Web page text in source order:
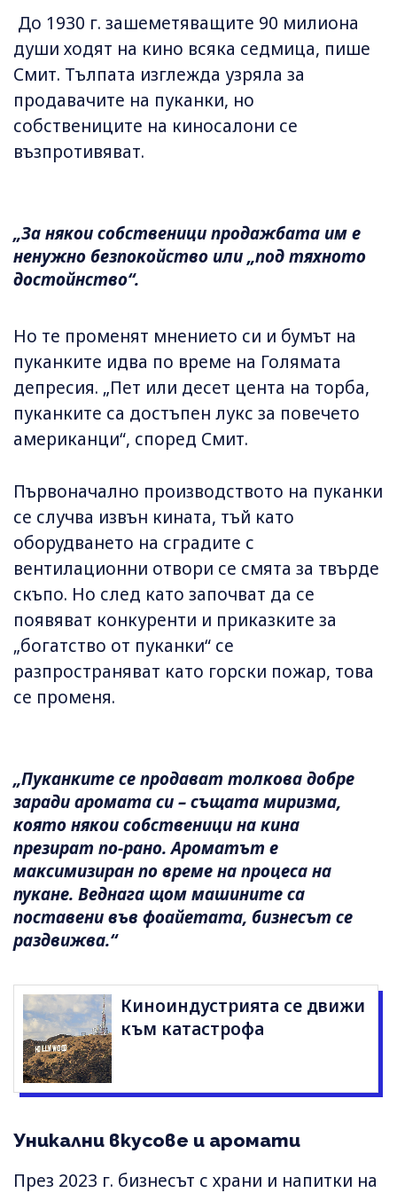
До 1930 г. зашеметяващите 90 милиона
души ходят на кино всяка седмица, пише
Смит. Тълпата изглежда узряла за
продавачите на пуканки, но
собствениците на киносалони се
възпротивяват.
„За някои собственици продажбата им е
ненужно безпокойство или „под тяхното
достойнство“.
Но те променят мнението си и бумът на
пуканките идва по време на Голямата
депресия. „Пет или десет цента на торба,
пуканките са достъпен лукс за повечето
американци“, според Смит.
Първоначално производството на пуканки
се случва извън кината, тъй като
оборудването на сградите с
вентилационни отвори се смята за твърде
скъпо. Но след като започват да се
появяват конкуренти и приказките за
„богатство от пуканки“ се
разпространяват като горски пожар, това
се променя.
„Пуканките се продават толкова добре
заради аромата си – същата миризма,
която някои собственици на кина
презират по-рано. Ароматът е
максимизиран по време на процеса на
пукане. Веднага щом машините са
поставени във фоайетата, бизнесът се
раздвижва.“
Киноиндустрията се движи
към катастрофа
Уникални вкусове и аромати
През 2023 г. бизнесът с храни и напитки на